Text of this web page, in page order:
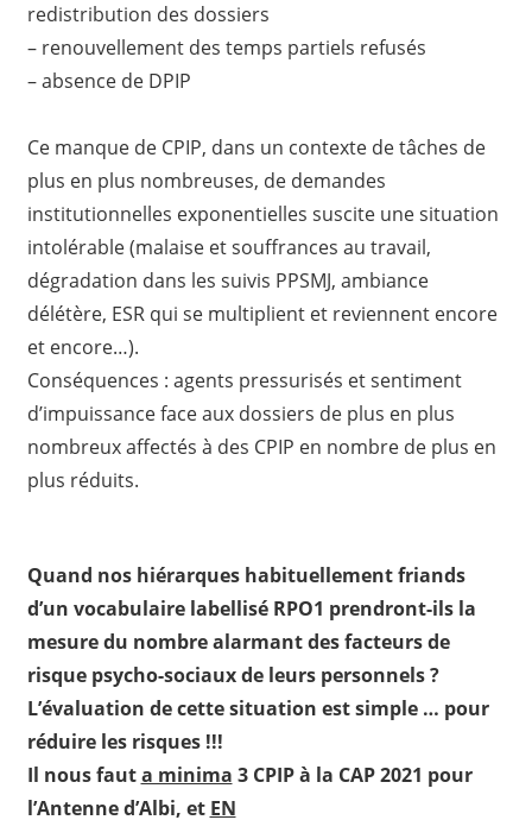
redistribution des dossiers
– renouvellement des temps partiels refusés
– absence de DPIP
Ce manque de CPIP, dans un contexte de tâches de
plus en plus nombreuses, de demandes
institutionnelles exponentielles suscite une situation
intolérable (malaise et souffrances au travail,
dégradation dans les suivis PPSMJ, ambiance
délétère, ESR qui se multiplient et reviennent encore
et encore…).
Conséquences : agents pressurisés et sentiment
d’impuissance face aux dossiers de plus en plus
nombreux affectés à des CPIP en nombre de plus en
plus réduits.
Quand nos hiérarques habituellement friands
d’un vocabulaire labellisé RPO1 prendront-ils la
mesure du nombre alarmant des facteurs de
risque psycho-sociaux de leurs personnels ?
L’évaluation de cette situation est simple … pour
réduire les risques !!!
Il nous fauta minima 3 CPIP à la CAP 2021 pour
l’Antenne d’Albi, et EN